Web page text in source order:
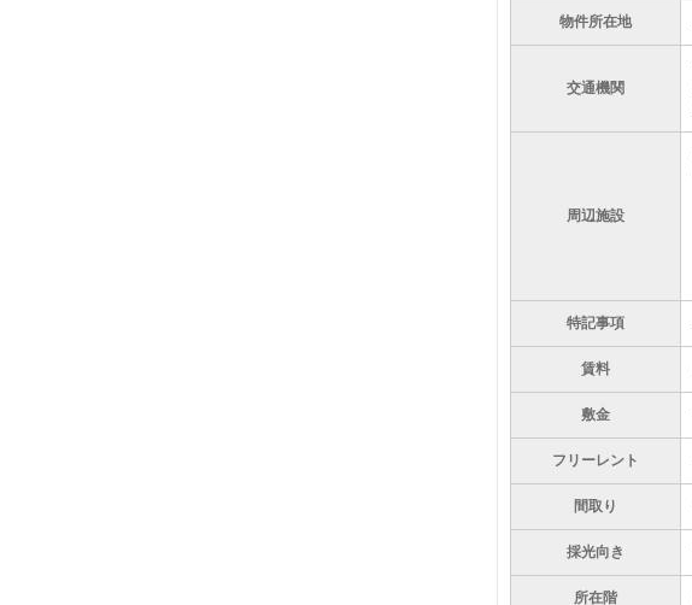
物件所在地
交通機関
周辺施設
特記事項
賃料
敷金
フリーレント
間取り
採光向き
所在階